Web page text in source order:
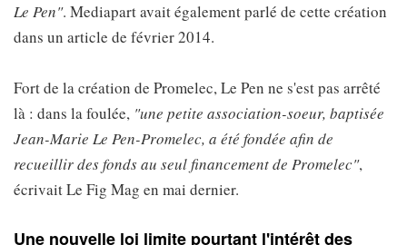
Le Pen". Mediapart avait également parlé de cette création
dans un article de février 2014.
Fort de la création de Promelec, Le Pen ne s'est pas arrêté
là : dans la foulée, "une petite association-soeur, baptisée
Jean-Marie Le Pen-Promelec, a été fondée afin de
recueillir des fonds au seul financement de Promelec",
écrivait Le Fig Mag en mai dernier.
Une nouvelle loi limite pourtant l'intérêt des